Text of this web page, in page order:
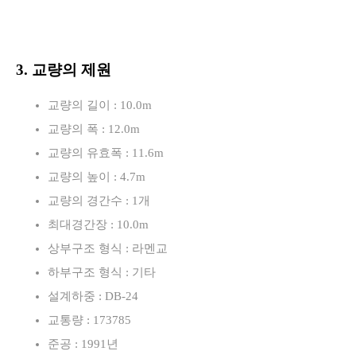
3. 교량의 제원
교량의 길이 : 10.0m
교량의 폭 : 12.0m
교량의 유효폭 : 11.6m
교량의 높이 : 4.7m
교량의 경간수 : 1개
최대경간장 : 10.0m
상부구조 형식 : 라멘교
하부구조 형식 : 기타
설계하중 : DB-24
교통량 : 173785
준공 : 1991년